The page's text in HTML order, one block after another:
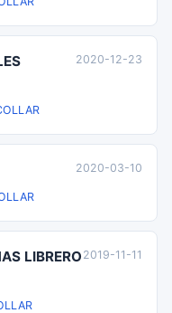
2020-12-23
2020-03-10
LIBRERO 2019-11-11